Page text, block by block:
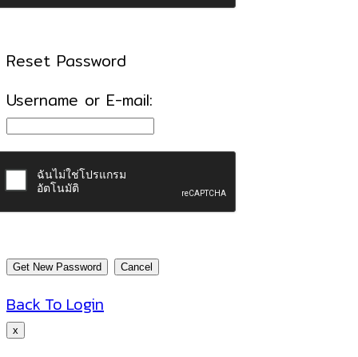
Reset Password
Username or E-mail:
Back To Login
x